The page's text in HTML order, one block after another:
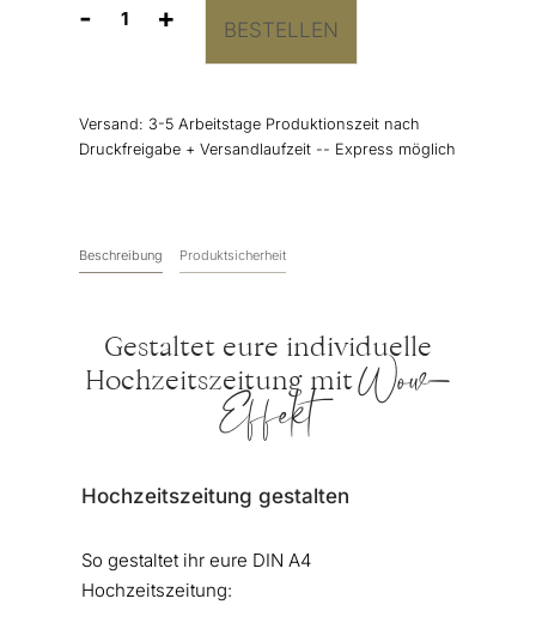
-
Hochzeitszeitung
Stories"
Menge
+ BESTELLEN
Versand: 3-5 Arbeitstage Produktionszeit nach
Druckfreigabe + Versandlaufzeit -- Express möglich
Beschreibung Produktsicherheit
Gestaltet eure individuelle
Hochzeitszeitung mit Wow-
Effekt
Hochzeitszeitung gestalten
So gestaltet ihr eure DIN A4
Hochzeitszeitung: